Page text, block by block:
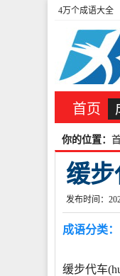
4万个成语大全
首页
你的位置：
缓
发布时间：
成语分类：
缓步代车